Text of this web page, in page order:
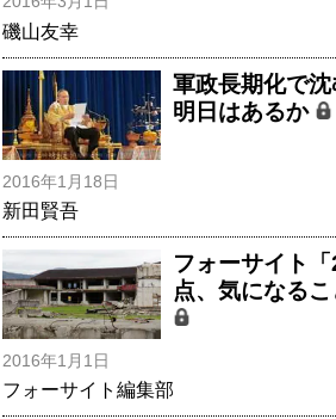
磯山友幸
軍政長期化で
明日はあるか
2016年1月18日
新田賢吾
フォーサイト
点、気になるこ
2016年1月1日
フォーサイト編集部